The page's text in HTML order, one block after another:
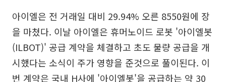
아이엘은 전 거래일 대비 29.94% 오른 8550원에 장
을 마쳤다. 이날 아이엘은 휴머노이드 로봇 '아이엘봇
(ILBOT)' 공급 계약을 체결하고 초도 물량 공급을 개
시했다는 소식이 주가 영향을 준것으로 풀이된다. 이
번 계약은 국내 H사에 '아이엘봇'을 공급하는 약 30